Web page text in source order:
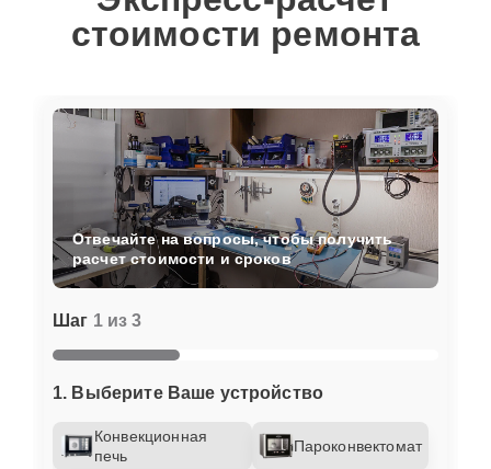
стоимости ремонта
Шаг 1 из 3
1. Выберите Ваше устройство
Конвекционная
печь
Пароконвектомат
Отвечайте на вопросы, чтобы получить
расчет стоимости и сроков